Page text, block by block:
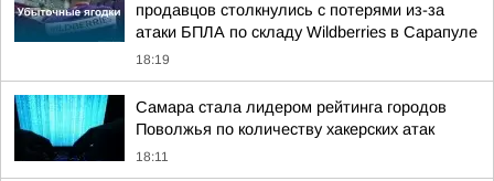
продавцов столкнулись с потерями из-за
атаки БПЛА по складу Wildberries в Сарапуле
18:19
Самара стала лидером рейтинга городов
Поволжья по количеству хакерских атак
18:11